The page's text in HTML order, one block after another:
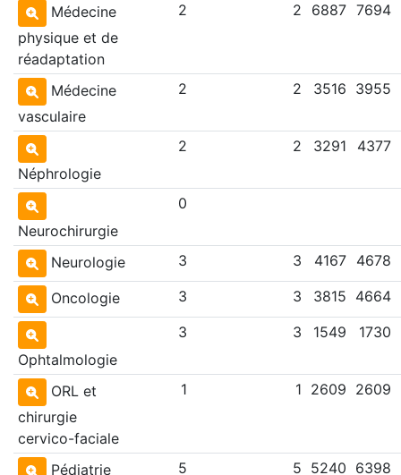
Médecine
physique et de
réadaptation
2 2 6887 7694
Médecine
vasculaire
2 2 3516 3955
Néphrologie
2 2 3291 4377
Neurochirurgie
0
Neurologie 3 3 4167 4678
Oncologie 3 3 3815 4664
Ophtalmologie
3 3 1549 1730
ORL et
chirurgie
cervico-faciale
1 1 2609 2609
Pédiatrie 5 5 5240 6398